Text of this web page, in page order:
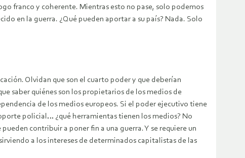
franco y coherente. Mientras esto no pase, solo podemos
en la guerra. ¿Qué pueden aportar a su país? Nada. Solo
Olvidan que son el cuarto poder y que deberían
saber quiénes son los propietarios de los medios de
de los medios europeos. Si el poder ejecutivo tiene
policial… ¿qué herramientas tienen los medios? No
contribuir a poner fin a una guerra. Y se requiere un
a los intereses de determinados capitalistas de las